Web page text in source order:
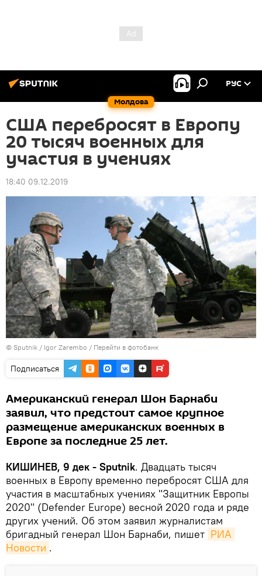
Молдова
РУС
США перебросят в Европу
20 тысяч военных для
участия в учениях
18:40 09.12.2019
© Sputnik / Igor Zarembo / Перейти в фотобанк
Подписаться
Американский генерал Шон Барнаби
заявил, что предстоит самое крупное
размещение американских военных в
Европе за последние 25 лет.
КИШИНЕВ, 9 дек - Sputnik. Двадцать тысяч
военных в Европу временно перебросят США для
участия в масштабных учениях "Защитник Европы
2020" (Defender Europe) весной 2020 года и ряде
других учений. Об этом заявил журналистам
бригадный генерал Шон Барнаби, пишет РИА
Новости .